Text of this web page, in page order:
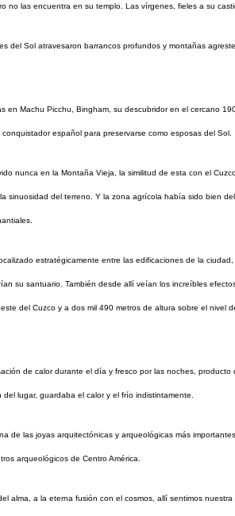
no las encuentra en su templo. Las vírgenes, fieles a su
del Sol atravesaron barrancos profundos y montañas
en Machu Picchu, Bingham, su descubridor en el cercano
español para preservarse como esposas del Sol.
nunca en la Montaña Vieja, la similitud de esta con el
sinuosidad del terreno. Y la zona agrícola había sido bien
estratégicamente entre las edificaciones de la
su santuario. También desde allí veían los increíbles
del Cuzco y a dos mil 490 metros de altura sobre el nivel
de calor durante el día y fresco por las noches, producto
lugar, guardaba el calor y el frío indistintamente.
de las joyas arquitectónicas y arqueológicas más
arqueológicos de Centro América.
alma, a la eterna fusión con el cosmos, allí sentimos